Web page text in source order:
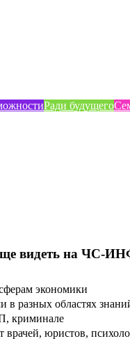
Ради будущего
видеть на ЧС-
экономики
в разных областях
криминале
юристов,